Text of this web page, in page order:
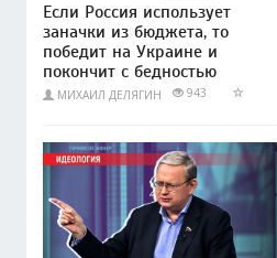
Если Россия использует
заначки из бюджета, то
победит на Украине и
покончит с бедностью
МИХАИЛ ДЕЛЯГИН 943